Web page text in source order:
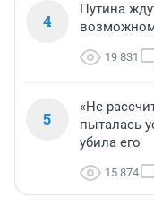
4
Путина
19 831
5
«Не
пыталась
убила его
15 874